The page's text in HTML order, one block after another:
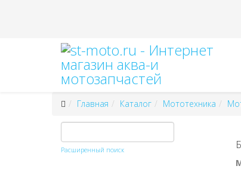
Главная Каталог Мототехника
Расширенный поиск